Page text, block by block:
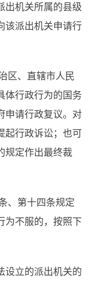
机关所属的县级
该派出机关申请行
区、直辖市人民
体行政行为的国务
申请行政复议。对
起行政诉讼；也可
规定作出最终裁
、第十四条规定
为不服的，按照下
立的派出机关的